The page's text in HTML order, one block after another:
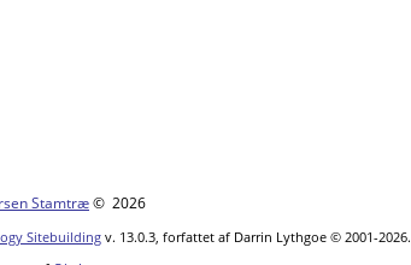
Stamtræ© 2026
Sitebuilding v. 13.0.3, forfattet af Darrin Lythgoe © 2001-2026.